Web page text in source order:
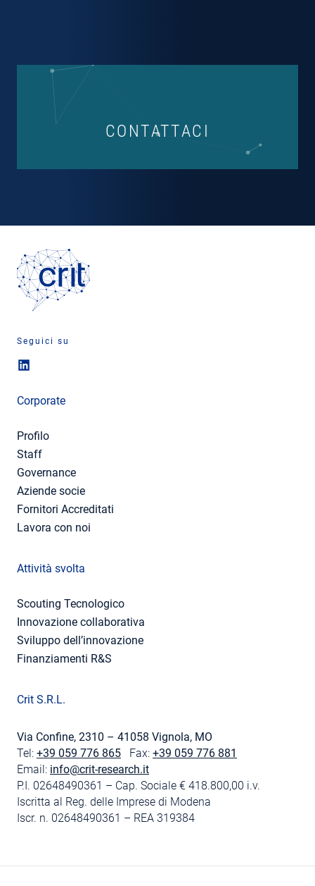
CONTATTACI
Seguici su
Corporate
Profilo
Staff
Governance
Aziende socie
Fornitori Accreditati
Lavora con noi
Attività svolta
Scouting Tecnologico
Innovazione collaborativa
Sviluppo dell’innovazione
Finanziamenti R&S
Crit S.R.L.
Via Confine, 2310 – 41058 Vignola, MO
Tel: +39 059 776 865 Fax: +39 059 776 881
Email: info@crit-research.it
P.I. 02648490361 – Cap. Sociale € 418.800,00 i.v.
Iscritta al Reg. delle Imprese di Modena
Iscr. n. 02648490361 – REA 319384